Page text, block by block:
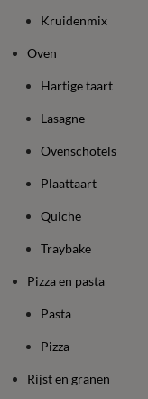
Kruidenmix
Oven
Hartige taart
Lasagne
Ovenschotels
Plaattaart
Quiche
Traybake
Pizza en pasta
Pasta
Pizza
Rijst en granen